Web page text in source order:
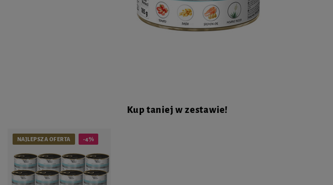
Kup taniej w zestawie!
NAJLEPSZA OFERTA -4%